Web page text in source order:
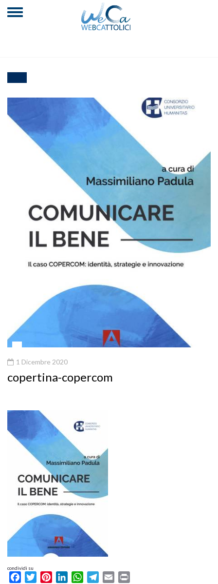
1 Dicembre 2020
copertina-copercom
condividi su
FacebookTwitterPinterestLinkedInWhatsAppTelegram
Email